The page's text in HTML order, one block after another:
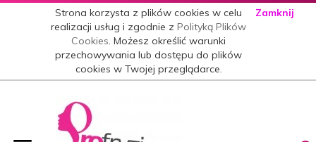
Strona korzysta z plików cookies w celu
realizacji usług i zgodnie zPolityką Plików
Cookies. Możesz określić warunki
przechowywania lub dostępu do plików
cookies w Twojej przeglądarce.
Zamknij